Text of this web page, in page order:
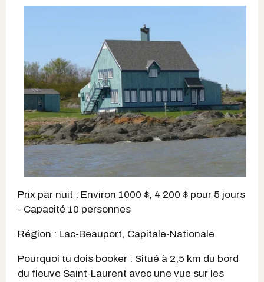
Prix par nuit : Environ 1000 $, 4 200 $ pour 5 jours
- Capacité 10 personnes
Région : Lac-Beauport, Capitale-Nationale
Pourquoi tu dois booker : Situé à 2,5 km du bord
du fleuve Saint-Laurent avec une vue sur les